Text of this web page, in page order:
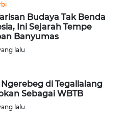
Budaya Tak Benda
Ini Sejarah Tempe
Banyumas
lalu
di Tegallalang
Sebagai WBTB
lalu